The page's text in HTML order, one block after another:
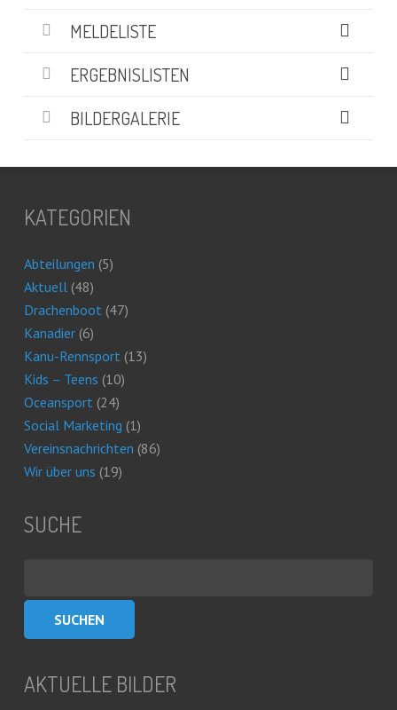
MELDELISTE
ERGEBNISLISTEN
BILDERGALERIE
KATEGORIEN
Abteilungen (5)
Aktuell(48)
Drachenboot(47)
Kanadier(6)
Kanu-Rennsport(13)
Kids – Teens (10)
Oceansport(24)
Social Marketing (1)
Vereinsnachrichten (86)
Wir über uns (19)
SUCHE
AKTUELLE BILDER